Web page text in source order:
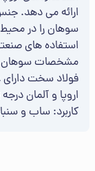
ارائه می دهد.
سوهان را در
استفاده های
مشخصات سوهان
فولاد سخت دارای
اروپا و آلمان
کاربرد: ساب و